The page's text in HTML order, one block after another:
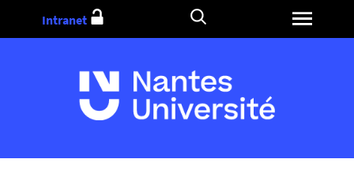
Aller
Intranet